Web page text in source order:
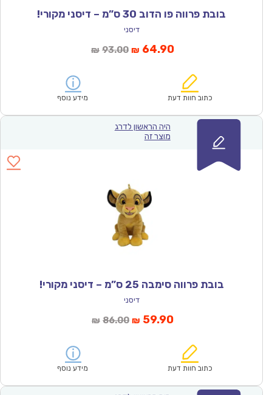
בובת פרווה פו הדוב 30 ס”מ – דיסני מקורי!
דיסני
₪ 93.00המחיר
₪93.00.
₪ 64.90המחיר
הוא:
כתוב חוות דעת מידע נוסף
היה הראשון לדרג
מוצר זה
בובת פרווה סימבה 25 ס”מ – דיסני מקורי!
דיסני
₪ 86.00המחיר
₪86.00.
₪ 59.90המחיר
הוא:
כתוב חוות דעת מידע נוסף